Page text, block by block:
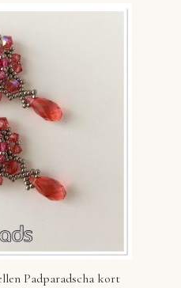
Padparadscha kort